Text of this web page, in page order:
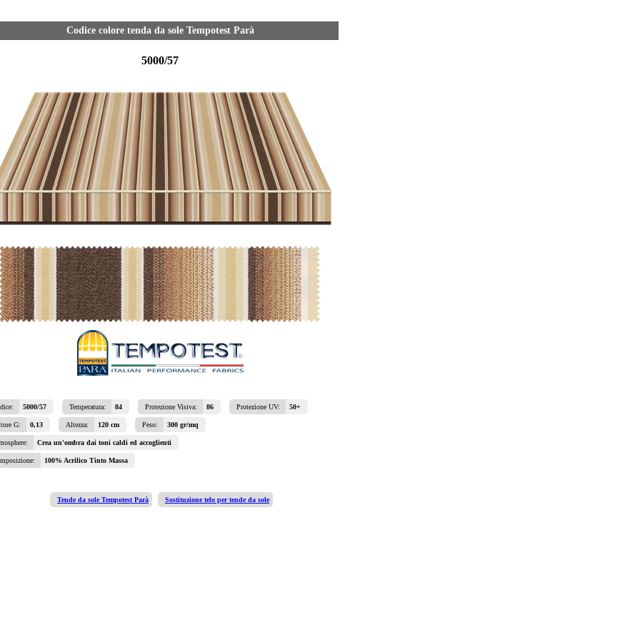
Codice colore tenda da sole Tempotest Parà
5000/57
5000/57 Temperatura: 84 Protezione Visiva: 86 Protezione UV: 50+
G: 0,13 Altezza: 120 cm Peso: 300 gr/mq
Crea un'ombra dai toni caldi ed accoglienti
100% Acrilico Tinto Massa
Tende da sole Tempotest Parà Sostituzione telo per tende da sole